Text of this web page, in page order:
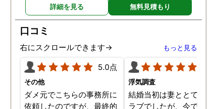
詳細を見る 無料見積もり
口コミ
右にスクロールできます→ もっと見る
5.0点
その他
ダメ元でこちらの事務所に
依頼したのですが、最終的
浮気調査
結婚当初は妻ととてもラ
ラブでしたが、今ではほ